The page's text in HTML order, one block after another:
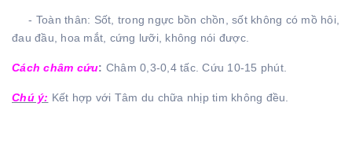
- Toàn thân: Sốt, trong ngực bồn chồn, sốt không có mồ hôi,
đau đầu, hoa mắt, cứng lưỡi, không nói được.
Cách châm cứu: Châm 0,3-0,4 tấc. Cứu 10-15 phút.
Chú ý: Kết hợp với Tâm du chữa nhịp tim không đều.